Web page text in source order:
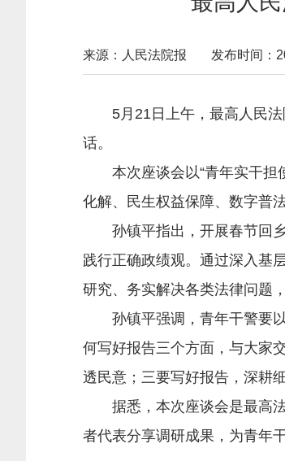
来源：人民法院报 发布时间：
5月21日上午，最高人民法
话。
本次座谈会以“青年实干担使
化解、民生权益保障、数字普
孙镇平指出，开展春节回乡
践行正确政绩观。通过深入基
研究、务实解决各类法律问题
孙镇平强调，青年干警要以
何写好报告三个方面，与大家
透民意；三要写好报告，深耕
据悉，本次座谈会是最高法
者代表分享调研成果，为青年